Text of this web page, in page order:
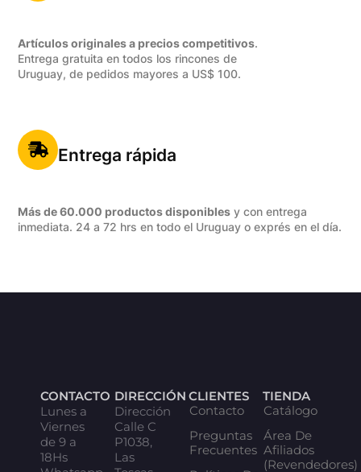
Artículos originales a precios competitivos.
Entrega gratuita en todos los rincones de
Uruguay, de pedidos mayores a US$ 100.
Entrega rápida
Más de 60.000 productos disponibles y con entrega
inmediata. 24 a 72 hrs en todo el Uruguay o exprés en el día.
CONTACTO
Lunes a
Viernes
de 9 a
18Hs
DIRECCIÓN
Dirección
Calle C
P1038,
Las
CLIENTES
Contacto
Preguntas
Frecuentes
TIENDA
Catálogo
Área De
Afiliados
(Revendedores)